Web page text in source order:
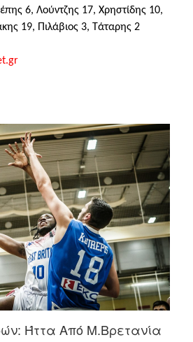
6, Λούντζης 17, Χρηστίδης 10,
19, Πιλάβιος 3, Τάταρης 2
Ήττα Από Μ.Βρετανία